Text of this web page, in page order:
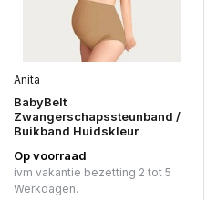
Anita
BabyBelt
Zwangerschapssteunband /
Buikband Huidskleur
Op voorraad
ivm vakantie bezetting 2 tot 5
Werkdagen.